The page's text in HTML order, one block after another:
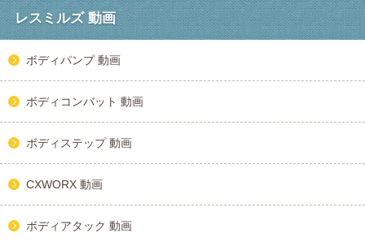
レスミルズ 動画
ボディパンプ 動画
ボディコンバット 動画
ボディステップ 動画
CXWORX 動画
ボディアタック 動画